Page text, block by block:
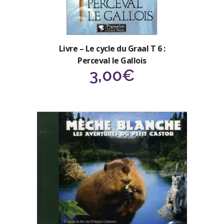
Livre – Le cycle du Graal T 6 :
Perceval le Gallois
3,00€